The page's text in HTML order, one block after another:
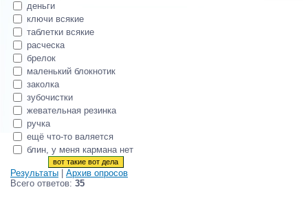
деньги
ключи всякие
таблетки всякие
расческа
брелок
маленький блокнотик
заколка
зубочистки
жевательная резинка
ручка
ещё что-то валяется
блин, у меня кармана нет
Результаты
Архив опросов
Всего ответов: 35